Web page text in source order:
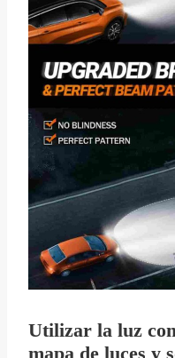
Utilizar la luz
mapa de luces y